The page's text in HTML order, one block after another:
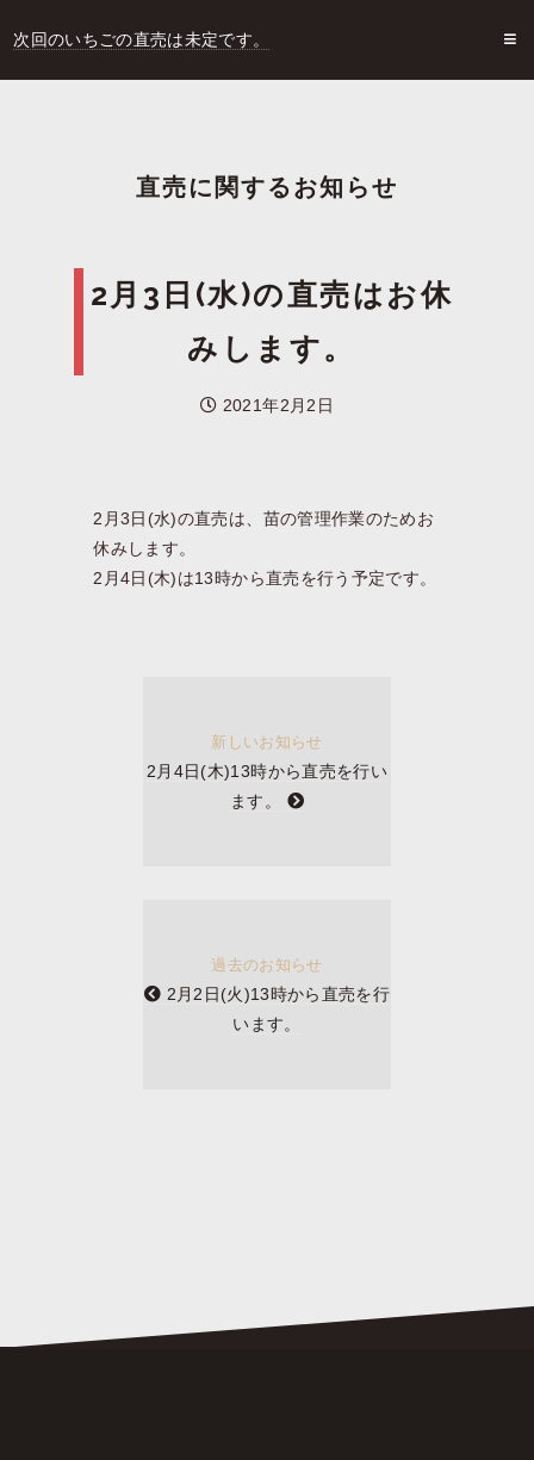
次回のいちごの直売は未定です。
直売に関するお知らせ
2月3日(水)の直売はお休
みします。
2021年2月2日
2月3日(水)の直売は、苗の管理作業のためお
休みします。
2月4日(木)は13時から直売を行う予定です。
新しいお知らせ
2月4日(木)13時から直売を行い
ます。
過去のお知らせ
2月2日(火)13時から直売を行
います。